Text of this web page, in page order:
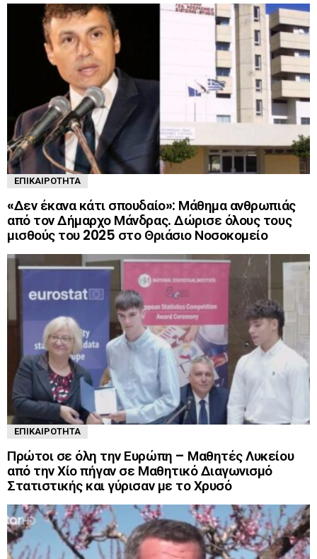
ΕΠΙΚΑΙΡΌΤΗΤΑ
«Δεν έκανα κάτι σπουδαίο»: Μάθημα ανθρωπιάς
από τον Δήμαρχο Μάνδρας. Δώρισε όλους τους
μισθούς του 2025 στο Θριάσιο Νοσοκομείο
ΕΠΙΚΑΙΡΌΤΗΤΑ
Πρώτοι σε όλη την Ευρώπη – Μαθητές Λυκείου
από την Χίο πήγαν σε Μαθητικό Διαγωνισμό
Στατιστικής και γύρισαν με το Χρυσό